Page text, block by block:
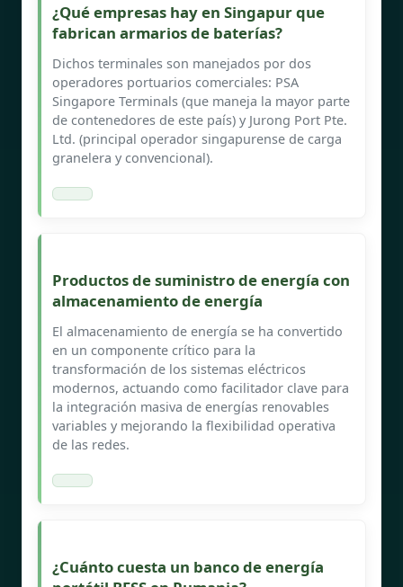
¿Qué empresas hay en Singapur que
fabrican armarios de baterías?
Dichos terminales son manejados por dos
operadores portuarios comerciales: PSA
Singapore Terminals (que maneja la mayor parte
de contenedores de este país) y Jurong Port Pte.
Ltd. (principal operador singapurense de carga
granelera y convencional).
Productos de suministro de energía con
almacenamiento de energía
El almacenamiento de energía se ha convertido
en un componente crítico para la
transformación de los sistemas eléctricos
modernos, actuando como facilitador clave para
la integración masiva de energías renovables
variables y mejorando la flexibilidad operativa
de las redes.
¿Cuánto cuesta un banco de energía